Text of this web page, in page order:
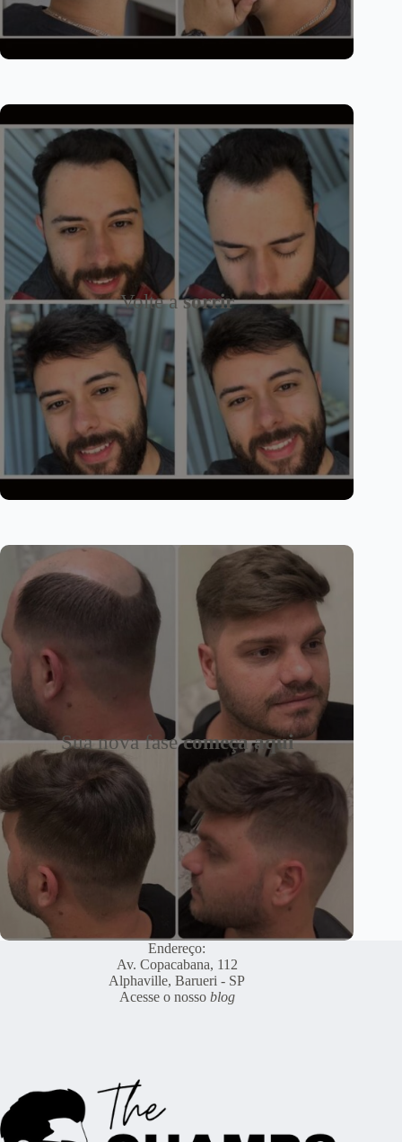
Volte asorrir
Sua nova fasecomeça aqui
Endereço:
Av. Copacabana, 112
Alphaville, Barueri - SP
Acesse o nosso blog